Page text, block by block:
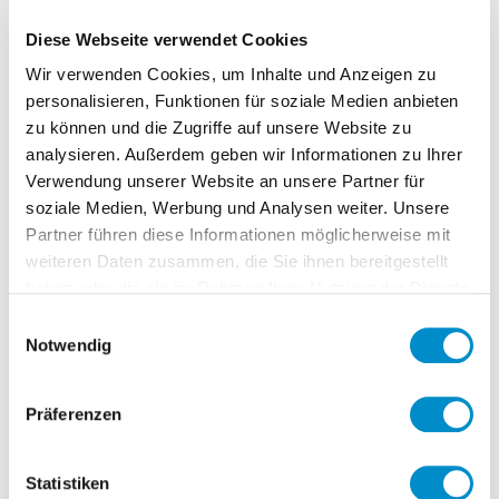
Diese Webseite verwendet Cookies
Wir verwenden Cookies, um Inhalte und Anzeigen zu
personalisieren, Funktionen für soziale Medien anbieten
zu können und die Zugriffe auf unsere Website zu
analysieren. Außerdem geben wir Informationen zu Ihrer
Verwendung unserer Website an unsere Partner für
soziale Medien, Werbung und Analysen weiter. Unsere
Partner führen diese Informationen möglicherweise mit
weiteren Daten zusammen, die Sie ihnen bereitgestellt
Notwendig
Präferenzen
Statistiken
Management noch nicht systematisch
genutzt. Eine Alternative ist die Nutzung
eines Providers. Eine sehr teure
Alternative, die sicherlich auch weiterhin
ihre Legitimation haben wird.
Beispielsweise bietet Atreus als
Marktführer unter den Providern
sicherlich einen großartigen Service, dies
Wir bieten einen großartigen Service zu
einem Bruchteil der Kosten.
In den Unternehmen findet derzeit ein